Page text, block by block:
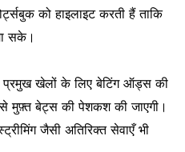
को हाइलाइट करती हैं ताकि
सके।
प्रमुख खेलों के लिए बेटिंग ऑड्स की
मुफ़्त बेट्स की पेशकश की जाएगी।
जैसी अतिरिक्त सेवाएँ भी